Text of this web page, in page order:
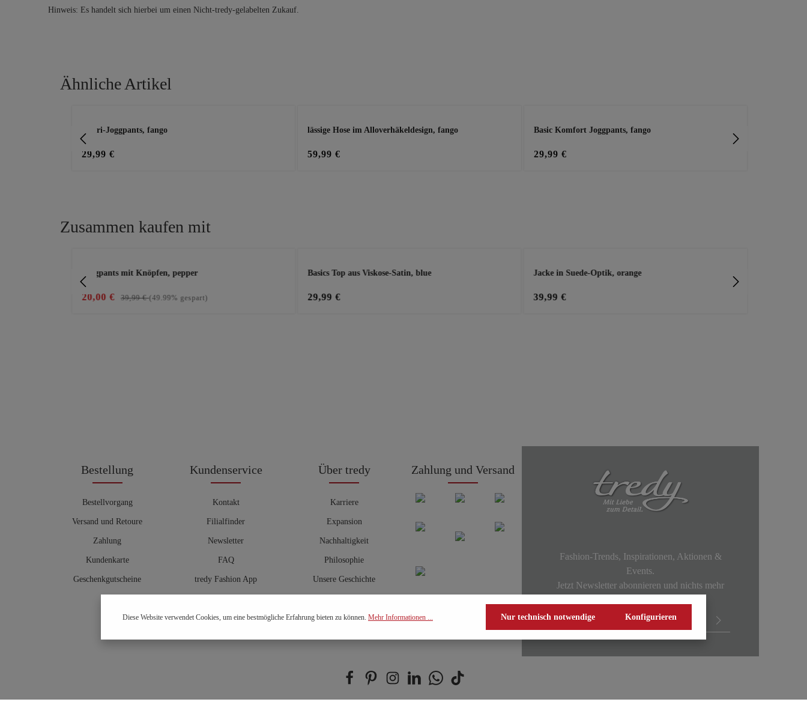
Hinweis: Es handelt sich hierbei um einen Nicht-tredy-gelabelten Zukauf.
Ähnliche Artikel
Capri-Joggpants, fango
29,99 €
lässige Hose im Alloverhäkeldesign, fango
59,99 €
Basic Komfort Joggpants, fango
29,99 €
Zusammen kaufen mit
Joggpants mit Knöpfen, pepper
20,00 € 39,99 €(49.99% gespart)
Basics Top aus Viskose-Satin, blue
29,99 €
Jacke in Suede-Optik, orange
39,99 €
Bestellung
Bestellvorgang
Versand und Retoure
Zahlung
Kundenkarte
Geschenkgutscheine
Kundenservice
Kontakt
Filialfinder
Newsletter
FAQ
tredy Fashion App
Hosenberater
Über tredy
Karriere
Expansion
Nachhaltigkeit
Philosophie
Unsere Geschichte
Zahlung und Versand
Fashion-Trends, Inspirationen, Aktionen &
Events.
Jetzt Newsletter abonnieren und nichts mehr
Diese Website verwendet Cookies, um eine bestmögliche Erfahrung bieten zu können. Mehr Informationen ... Nur technisch notwendige Konfigurieren